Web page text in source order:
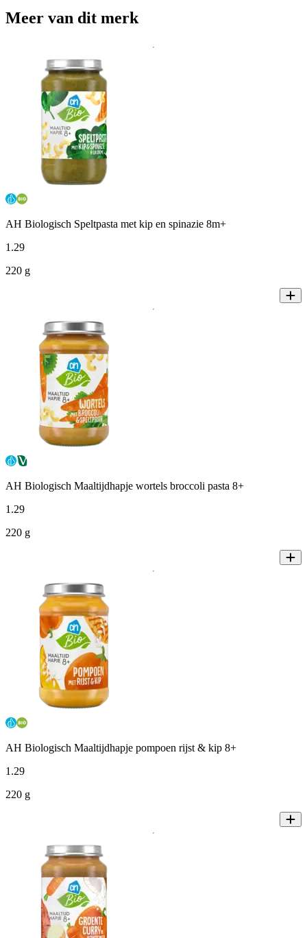
Meer van dit merk
AH Biologisch Speltpasta met kip en spinazie 8m+
1 .29
220 g
AH Biologisch Maaltijdhapje wortels broccoli pasta 8+
1 .29
220 g
AH Biologisch Maaltijdhapje pompoen rijst & kip 8+
1 .29
220 g